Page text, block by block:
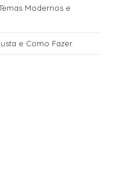
Modernos e
e Como Fazer